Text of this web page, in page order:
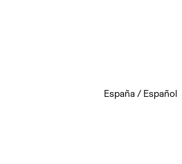
España / Español